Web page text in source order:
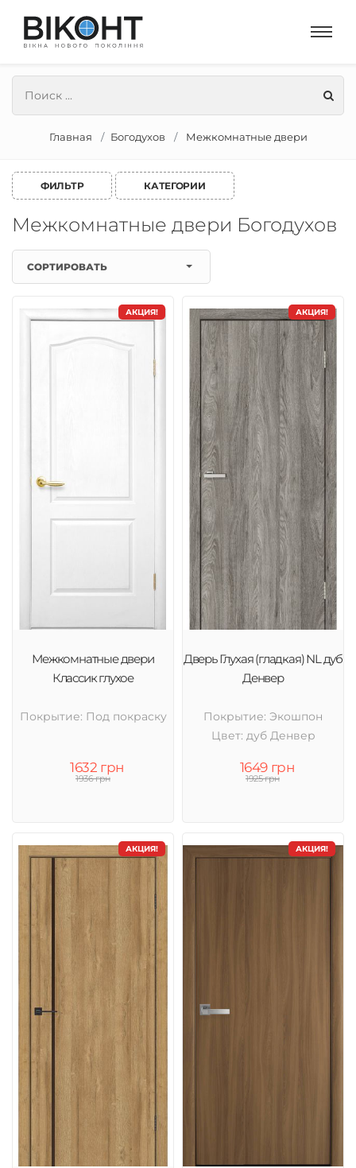
Главная Богодухов Межкомнатные двери
ФИЛЬТР КАТЕГОРИИ
Межкомнатные двери Богодухов
СОРТИРОВАТЬ
АКЦИЯ!
Межкомнатные двери
Классик глухое
Покрытие: Под покраску
1632 грн
1936 грн
АКЦИЯ!
Дверь Глухая (гладкая) NL дуб
Денвер
Покрытие: Экошпон
Цвет: дуб Денвер
1649 грн
1925 грн
АКЦИЯ! АКЦИЯ!